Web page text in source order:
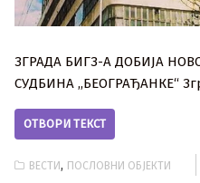
ЗГРАДА БИГЗ-А ДОБИЈА
СУДБИНА ,,БЕОГРАЂАНКЕ“
ОТВОРИ ТЕКСТ
ВЕСТИ, ПОСЛОВНИ ОБЈЕКТИ